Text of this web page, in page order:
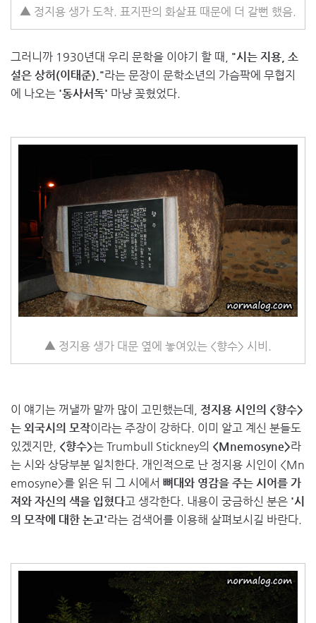
▲ 정지용 생가 도착. 표지판의 화살표 때문에 더 갈뻔 했음.
그러니까 1930년대 우리 문학을 이야기 할 때, "시는 지용, 소
설은 상허(이태준)."라는 문장이 문학소년의 가슴팍에 무협지
에 나오는 '동사서독' 마냥 꽂혔었다.
▲ 정지용 생가 대문 옆에 놓여있는 <향수> 시비.
이 얘기는 꺼낼까 말까 많이 고민했는데, 정지용 시인의 <향수>
는 외국시의 모작이라는 주장이 강하다. 이미 알고 계신 분들도
있겠지만, <향수>는 Trumbull Stickney의 <Mnemosyne>라
는 시와 상당부분 일치한다. 개인적으로 난 정지용 시인이 <Mn
emosyne>를 읽은 뒤 그 시에서 뼈대와 영감을 주는 시어를 가
져와 자신의 색을 입혔다고 생각한다. 내용이 궁금하신 분은 '시
의 모작에 대한 논고'라는 검색어를 이용해 살펴보시길 바란다.